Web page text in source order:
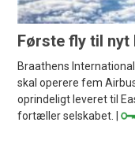
Første fly til nyt
Braathens
skal operere fem
oprindeligt leveret til
fortæller selskabet. |